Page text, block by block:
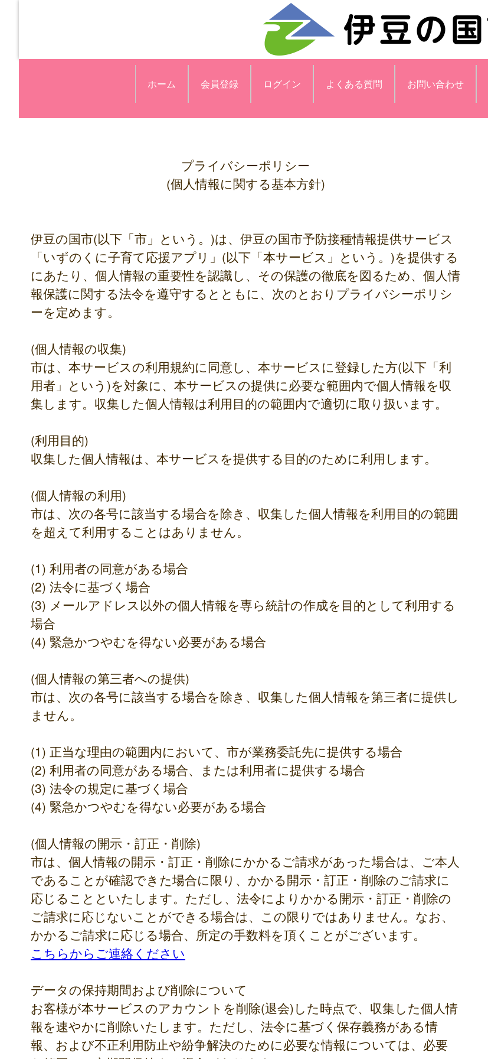
ホーム 会員登録 ログイン よくある質問 お問い合わせ
プライバシーポリシー
(個人情報に関する基本方針)
伊豆の国市(以下「市」という。)は、伊豆の国市予防接種情報提供サービス
「いずのくに子育て応援アプリ」(以下「本サービス」という。)を提供する
にあたり、個人情報の重要性を認識し、その保護の徹底を図るため、個人情
報保護に関する法令を遵守するとともに、次のとおりプライバシーポリシ
ーを定めます。
(個人情報の収集)
市は、本サービスの利用規約に同意し、本サービスに登録した方(以下「利
用者」という)を対象に、本サービスの提供に必要な範囲内で個人情報を収
集します。収集した個人情報は利用目的の範囲内で適切に取り扱います。
(利用目的)
収集した個人情報は、本サービスを提供する目的のために利用します。
(個人情報の利用)
市は、次の各号に該当する場合を除き、収集した個人情報を利用目的の範囲
を超えて利用することはありません。
(1) 利用者の同意がある場合
(2) 法令に基づく場合
(3) メールアドレス以外の個人情報を専ら統計の作成を目的として利用する
場合
(4) 緊急かつやむを得ない必要がある場合
(個人情報の第三者への提供)
市は、次の各号に該当する場合を除き、収集した個人情報を第三者に提供し
ません。
(1) 正当な理由の範囲内において、市が業務委託先に提供する場合
(2) 利用者の同意がある場合、または利用者に提供する場合
(3) 法令の規定に基づく場合
(4) 緊急かつやむを得ない必要がある場合
(個人情報の開示・訂正・削除)
市は、個人情報の開示・訂正・削除にかかるご請求があった場合は、ご本人
であることが確認できた場合に限り、かかる開示・訂正・削除のご請求に
応じることといたします。ただし、法令によりかかる開示・訂正・削除の
ご請求に応じないことができる場合は、この限りではありません。なお、
かかるご請求に応じる場合、所定の手数料を頂くことがございます。
こちらからご連絡ください
データの保持期間および削除について
お客様が本サービスのアカウントを削除(退会)した時点で、収集した個人情
報を速やかに削除いたします。ただし、法令に基づく保存義務がある情
報、および不正利用防止や紛争解決のために必要な情報については、必要